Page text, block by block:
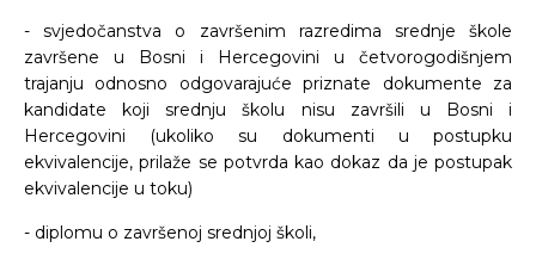
- svjedočanstva o završenim razredima srednje škole
završene u Bosni i Hercegovini u četvorogodišnjem
trajanju odnosno odgovarajuće priznate dokumente za
kandidate koji srednju školu nisu završili u Bosni i
Hercegovini (ukoliko su dokumenti u postupku
ekvivalencije, prilaže se potvrda kao dokaz da je postupak
ekvivalencije u toku)
- diplomu o završenoj srednjoj školi,